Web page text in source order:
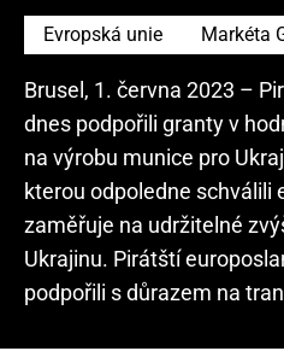
Evropská unie Markéta
Brusel, 1. června 2023 –
dnes podpořili granty v
na výrobu munice pro
kterou odpoledne schválili
zaměřuje na udržitelné
Ukrajinu. Pirátští
podpořili s důrazem na